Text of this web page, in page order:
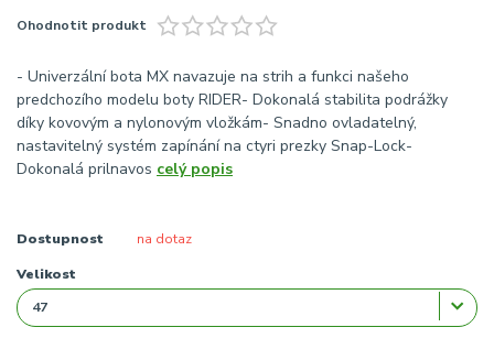
Ohodnotit produkt
- Univerzální bota MX navazuje na strih a funkci našeho
predchozího modelu boty RIDER- Dokonalá stabilita podrážky
díky kovovým a nylonovým vložkám- Snadno ovladatelný,
nastavitelný systém zapínání na ctyri prezky Snap-Lock-
Dokonalá prilnavos celý popis
Dostupnost na dotaz
Velikost